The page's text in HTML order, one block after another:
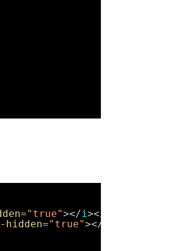
="true"></i></
hidden="true"></